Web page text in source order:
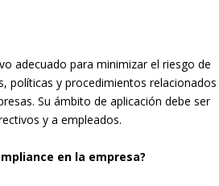
adecuado para minimizar el riesgo de
políticas y procedimientos relacionados
Su ámbito de aplicación debe ser
y a empleados.
en la empresa?